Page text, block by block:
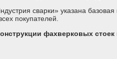
сварки» указана
покупателей.
фахверковых стоек